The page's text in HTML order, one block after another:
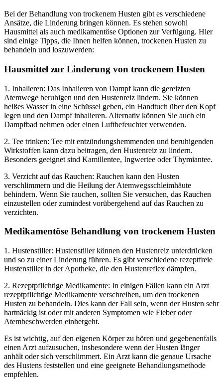
Bei der Behandlung von trockenem Husten gibt es verschiedene
Ansätze, die Linderung bringen können. Es stehen sowohl
Hausmittel als auch medikamentöse Optionen zur Verfügung. Hier
sind einige Tipps, die Ihnen helfen können, trockenen Husten zu
behandeln und loszuwerden:
Hausmittel zur Linderung von trockenem Husten
1. Inhalieren: Das Inhalieren von Dampf kann die gereizten
Atemwege beruhigen und den Hustenreiz lindern. Sie können
heißes Wasser in eine Schüssel geben, ein Handtuch über den Kopf
legen und den Dampf inhalieren. Alternativ können Sie auch ein
Dampfbad nehmen oder einen Luftbefeuchter verwenden.
2. Tee trinken: Tee mit entzündungshemmenden und beruhigenden
Wirkstoffen kann dazu beitragen, den Hustenreiz zu lindern.
Besonders geeignet sind Kamillentee, Ingwertee oder Thymiantee.
3. Verzicht auf das Rauchen: Rauchen kann den Husten
verschlimmern und die Heilung der Atemwegsschleimhäute
behindern. Wenn Sie rauchen, sollten Sie versuchen, das Rauchen
einzustellen oder zumindest vorübergehend auf das Rauchen zu
verzichten.
Medikamentöse Behandlung von trockenem Husten
1. Hustenstiller: Hustenstiller können den Hustenreiz unterdrücken
und so zu einer Linderung führen. Es gibt verschiedene rezeptfreie
Hustenstiller in der Apotheke, die den Hustenreflex dämpfen.
2. Rezeptpflichtige Medikamente: In einigen Fällen kann ein Arzt
rezeptpflichtige Medikamente verschreiben, um den trockenen
Husten zu behandeln. Dies kann der Fall sein, wenn der Husten sehr
hartnäckig ist oder mit anderen Symptomen wie Fieber oder
Atembeschwerden einhergeht.
Es ist wichtig, auf den eigenen Körper zu hören und gegebenenfalls
einen Arzt aufzusuchen, insbesondere wenn der Husten länger
anhält oder sich verschlimmert. Ein Arzt kann die genaue Ursache
des Hustens feststellen und eine geeignete Behandlungsmethode
empfehlen.